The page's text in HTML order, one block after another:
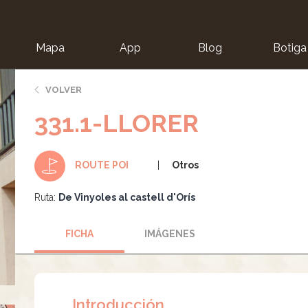
Mapa App Blog Botiga
VOLVER
331.1-LLORER
ROUTE POI Otros
Ruta: De Vinyoles al castell d'Orís
FICHA IMÁGENES